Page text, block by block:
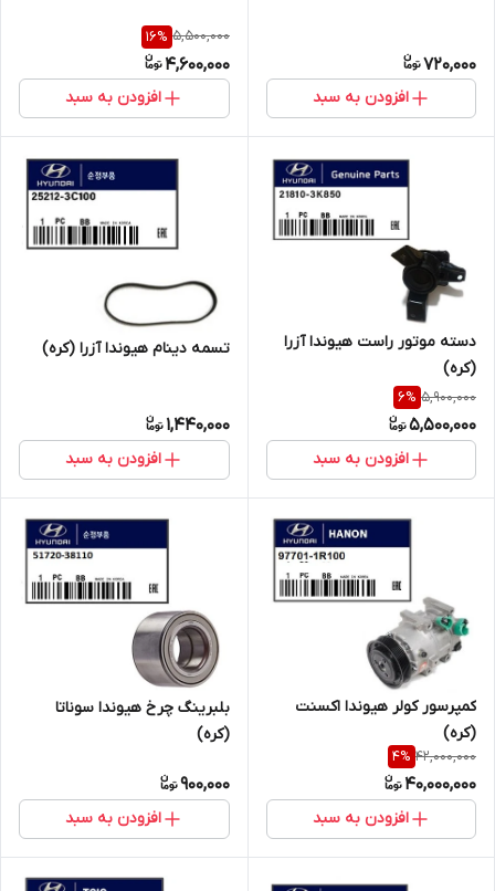
720,000
افزودن به سبد
5,500,000
16%
4,600,000
افزودن به سبد
دسته موتور راست هیوندا آزرا
(کره)
5,900,000
6%
5,500,000
افزودن به سبد
تسمه دینام هیوندا آزرا (کره)
1,440,000
افزودن به سبد
کمپرسور کولر هیوندا اکسنت
(کره)
42,000,000
4%
40,000,000
افزودن به سبد
بلبرینگ چرخ هیوندا سوناتا
(کره)
900,000
افزودن به سبد